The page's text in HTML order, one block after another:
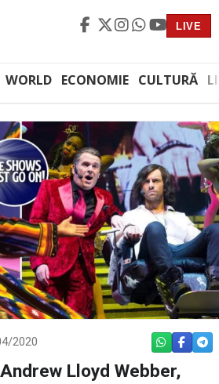
LIVE
WORLD ECONOMIE CULTURĂ
2020 WHATSAPP
Lloyd Webber,